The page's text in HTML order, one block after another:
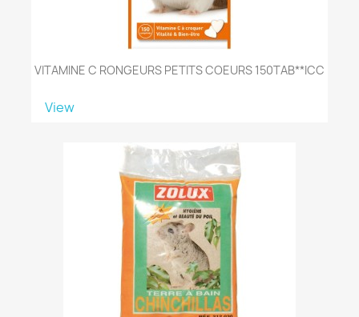
VITAMINE C RONGEURS PETITS COEURS 150TAB**ICC
View